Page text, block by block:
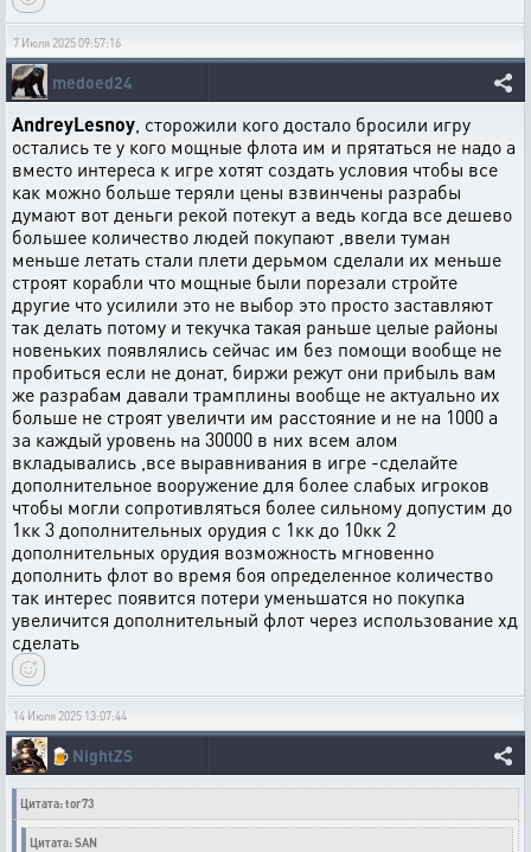
7 Июля 2025 09:57:16
medoed24
AndreyLesnoy , сторожили кого достало бросили игру
остались те у кого мощные флота им и прятаться не надо а
вместо интереса к игре хотят создать условия чтобы все
как можно больше теряли цены взвинчены разрабы
думают вот деньги рекой потекут а ведь когда все дешево
большее количество людей покупают ,ввели туман
меньше летать стали плети дерьмом сделали их меньше
строят корабли что мощные были порезали стройте
другие что усилили это не выбор это просто заставляют
так делать потому и текучка такая раньше целые районы
новеньких появлялись сейчас им без помощи вообще не
пробиться если не донат, биржи режут они прибыль вам
же разрабам давали трамплины вообще не актуально их
больше не строят увеличти им расстояние и не на 1000 а
за каждый уровень на 30000 в них всем алом
вкладывались ,все выравнивания в игре -сделайте
дополнительное вооружение для более слабых игроков
чтобы могли сопротивляться более сильному допустим до
1кк 3 дополнительных орудия с 1кк до 10кк 2
дополнительных орудия возможность мгновенно
дополнить флот во время боя определенное количество
так интерес появится потери уменьшатся но покупка
увеличится дополнительный флот через использование хд
сделать
14 Июля 2025 13:07:44
🍺 NightZS
Цитата: tor73
Цитата: SAN